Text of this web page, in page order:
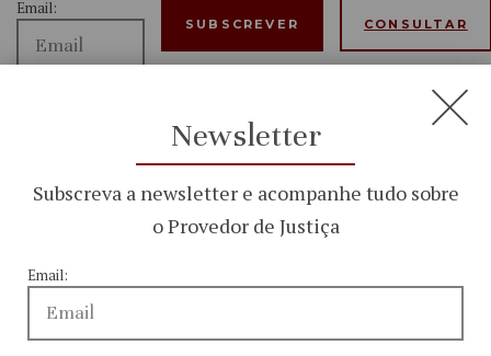
Email:
e
CONSULTAR
Newsletter
Subscreva a newsletter e acompanhe tudo sobre
o Provedor de Justiça
Email: